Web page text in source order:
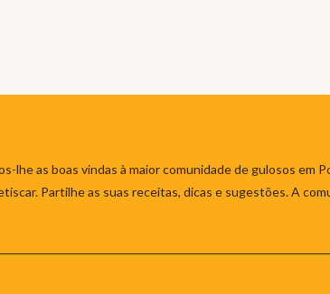
lhe as boas vindas à maior comunidade de gulosos em
Partilhe as suas receitas, dicas e sugestões. A